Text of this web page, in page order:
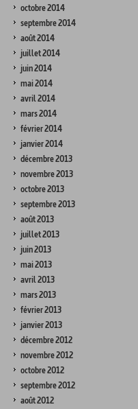
octobre 2014
septembre 2014
août 2014
juillet 2014
juin 2014
mai 2014
avril 2014
mars 2014
février 2014
janvier 2014
décembre 2013
novembre 2013
octobre 2013
septembre 2013
août 2013
juillet 2013
juin 2013
mai 2013
avril 2013
mars 2013
février 2013
janvier 2013
décembre 2012
novembre 2012
octobre 2012
septembre 2012
août 2012